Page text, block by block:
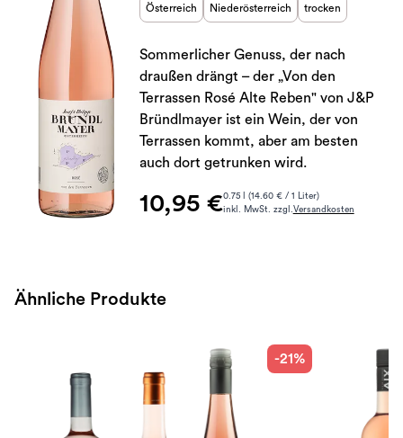
Österreich Niederösterreich trocken
Sommerlicher Genuss, der nach
draußen drängt – der „Von den
Terrassen Rosé Alte Reben" von J&P
Bründlmayer ist ein Wein, der von
Terrassen kommt, aber am besten
auch dort getrunken wird.
10,95 €0.75 l (14.60 € / 1 Liter)
inkl. MwSt. zzgl.Versandkosten
Ähnliche Produkte
-21%